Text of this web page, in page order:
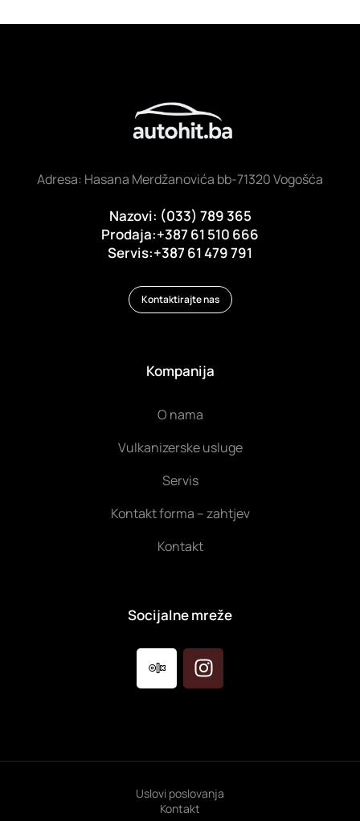
Adresa: Hasana Merdžanovića bb-71320 Vogošća
Nazovi: (033) 789 365
Prodaja:+387 61 510 666
Servis:+387 61 479 791
Kontaktirajte nas
Kompanija
O nama
Vulkanizerske usluge
Servis
Kontakt forma – zahtjev
Kontakt
Socijalne mreže
Uslovi poslovanja
Kontakt